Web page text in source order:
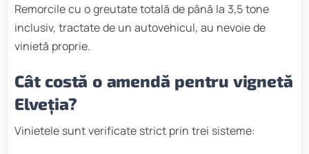
Remorcile cu o greutate totală de până la 3,5 tone
inclusiv, tractate de un autovehicul, au nevoie de
vinietă proprie.
Cât costă o amendă pentru vignetă
Elveția?
Vinietele sunt verificate strict prin trei sisteme: